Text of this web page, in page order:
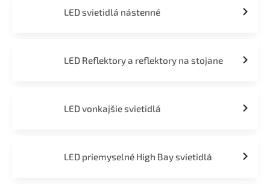
LED svietidlá nástenné
LED Reflektory a reflektory na stojane
LED vonkajšie svietidlá
LED priemyselné High Bay svietidlá